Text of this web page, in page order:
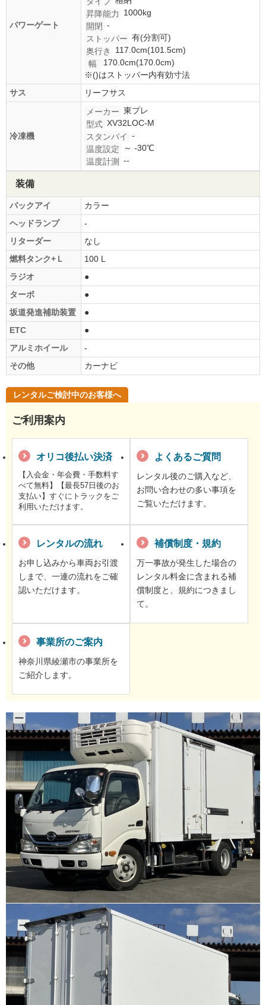
パワーゲート
昇降能力
1000kg
開閉 -
ストッパー 有(分割可)
奥行き
117.0cm(101.5cm)
幅
170.0cm(170.0cm)
※()はストッパー内有効寸法
サス
リーフサス
冷凍機
メーカー 東プレ
型式 XV32LOC-M
スタンバイ -
温度設定
～ -30℃
温度計測
--
装備
バックアイ
カラー
ヘッドランプ
-
リターダー
なし
燃料タンク+Ｌ
100 L
ラジオ
●
ターボ
●
坂道発進補助装置
●
ETC
●
アルミホイール
-
その他
カーナビ
レンタルご検討中のお客様へ
ご利用案内
オリコ後払い決済
【入会金・年会費・手数料す
べて無料】【最長57日後のお
支払い】すぐにトラックをご
利用いただけます。
よくあるご質問
レンタル後のご購入など、
お問い合わせの多い事項を
ご覧いただけます。
レンタルの流れ
お申し込みから車両お引渡
しまで、一連の流れをご確
認いただけます。
補償制度・規約
万一事故が発生した場合の
レンタル料金に含まれる補
償制度と、規約につきまし
て。
事業所のご案内
神奈川県綾瀬市の事業所を
ご紹介します。